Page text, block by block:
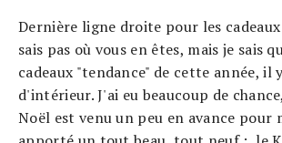
Dernière ligne droite pour les cadeaux
sais pas où vous en êtes, mais je sais
cadeaux "tendance" de cette année, il
d'intérieur. J'ai eu beaucoup de
Noël est venu un peu en avance pour